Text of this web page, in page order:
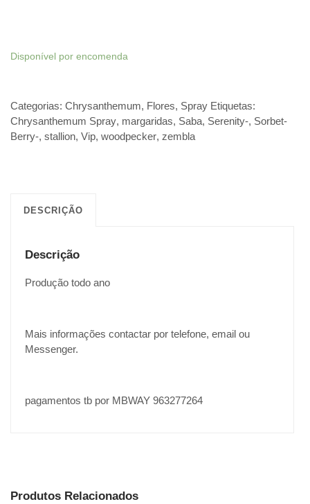
Disponível por encomenda
Categorias: Chrysanthemum, Flores, Spray Etiquetas:
Chrysanthemum Spray, margaridas, Saba, Serenity-, Sorbet-
Berry-, stallion, Vip, woodpecker, zembla
DESCRIÇÃO
Descrição
Produção todo ano
Mais informações contactar por telefone, email ou
Messenger.
pagamentos tb por MBWAY 963277264
Produtos Relacionados